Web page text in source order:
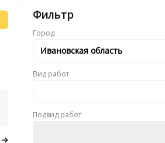
Фильтр
Город
Ивановская область
Вид работ
Подвид работ